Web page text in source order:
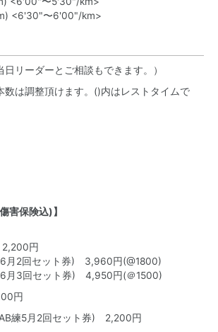
<6'30"〜6'00"/km>
リーダーとご相談もできます。）
数は調整頂けます。()内はレストタイムで
害保険込)】
円
月2回セット券) 3,960円(@1800)
月3回セット券) 4,950円(＠1500)
円
練5月2回セット券) 2,200円